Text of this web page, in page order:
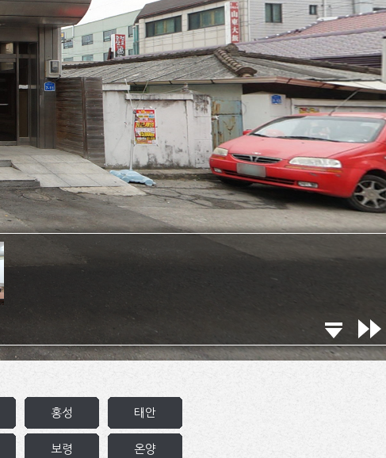
마커를 클릭하면 해당 지역 문화원의
VR 파노라마를 볼 수 있습니다.
홍성 태안
보령 온양